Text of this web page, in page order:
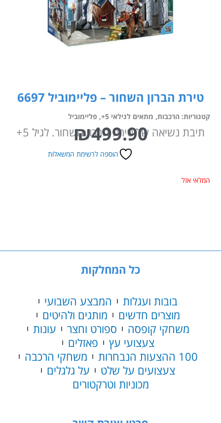
טירת הברון השחור – פליימוביל 6697
קטגוריות: הרכבות, מתאים לגילאי 5+ , פליימוביל
תיבת נשיאה של טירת הברון השחור. לגיל 5+
₪499.90
הוספה לרשימת המשאלות
המלאי אזל
כל המחלקות
בובות ועגלות
המבצע השבועי
מוצרים חדשים
מותגים ולהיטים
משחקי קופסה
ספורט וחצר
עונות
צעצועי עץ
פאזלים
100 ההצעות הנבחרות
משחקי הרכבה
צעצועים על שלט
על גלגלים
מכוניות וטרקטורים